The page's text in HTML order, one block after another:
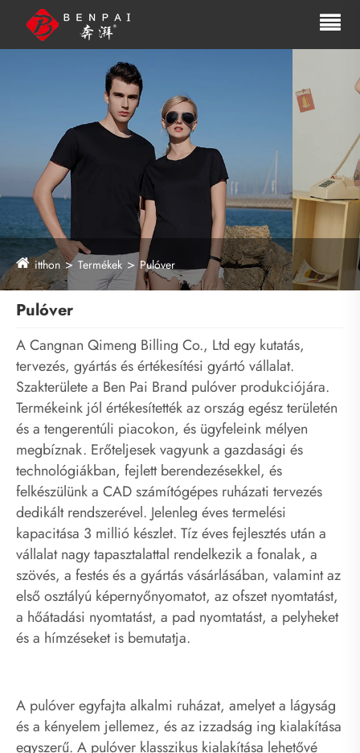
itthon Termékek Pulóver
Pulóver
A Cangnan Qimeng Billing Co., Ltd egy kutatás,
tervezés, gyártás és értékesítési gyártó vállalat.
Szakterülete a Ben Pai Brand pulóver produkciójára.
Termékeink jól értékesítették az ország egész területén
és a tengerentúli piacokon, és ügyfeleink mélyen
megbíznak. Erőteljesek vagyunk a gazdasági és
technológiákban, fejlett berendezésekkel, és
felkészülünk a CAD számítógépes ruházati tervezés
dedikált rendszerével. Jelenleg éves termelési
kapacitása 3 millió készlet. Tíz éves fejlesztés után a
vállalat nagy tapasztalattal rendelkezik a fonalak, a
szövés, a festés és a gyártás vásárlásában, valamint az
első osztályú képernyőnyomatot, az ofszet nyomtatást,
a hőátadási nyomtatást, a pad nyomtatást, a pelyheket
és a hímzéseket is bemutatja.
A pulóver egyfajta alkalmi ruházat, amelyet a lágyság
és a kényelem jellemez, és az izzadság ing kialakítása
egyszerű. A pulóver klasszikus kialakítása lehetővé